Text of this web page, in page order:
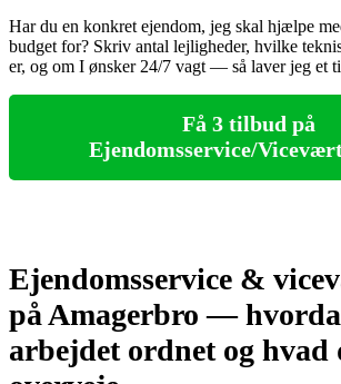
Har du en konkret ejendom, jeg skal hjælpe
budget for? Skriv antal lejligheder, hvilke
er, og om I ønsker 24/7 vagt — så laver jeg et
Få 3 tilbud på
Ejendomsservice/
Ejendomsservice &
på Amagerbro —
arbejdet ordnet og hvad